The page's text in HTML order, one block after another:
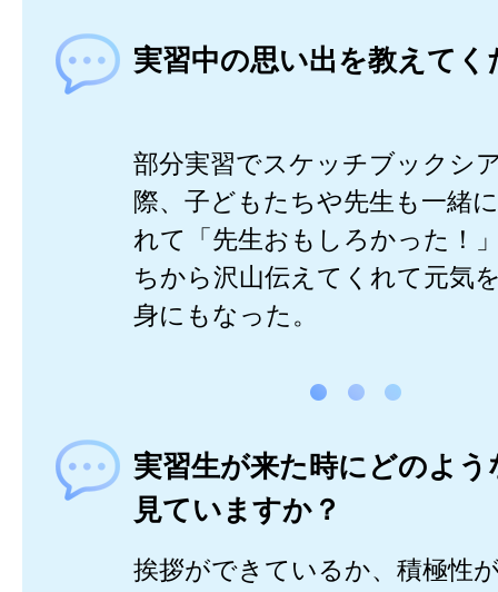
実習中の思い出を教えてく
部分実習でスケッチブックシ
際、子どもたちや先生も一緒
れて「先生おもしろかった！
ちから沢山伝えてくれて元気
身にもなった。
実習生が来た時にどのよ
見ていますか？
挨拶ができているか、積極性